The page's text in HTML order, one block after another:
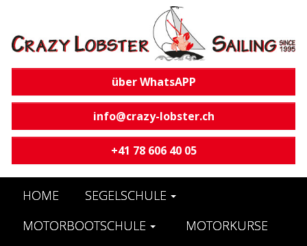
über WhatsAPP
info@crazy-lobster.ch
+41 78 606 40 05
HOME
SEGELSCHULE
MOTORBOOTSCHULE
MOTORKURSE